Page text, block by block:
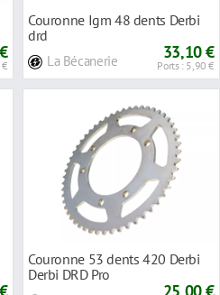
€
Couronne Igm 48 dents Derbi
drd
La Bécanerie 33,10 €
Ports : 5,90 €
Couronne 53 dents 420 Derbi
Derbi DRD Pro
25,00 €